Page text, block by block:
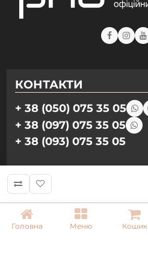
Головна Меню Кошик
КОНТАКТИ
+ 38 (050) 075 35 05
+ 38 (097) 075 35 05
+ 38 (093) 075 35 05
Режим роботи:
Пн-Пт: 09:00–18:00
Сб, Нд: вихідний